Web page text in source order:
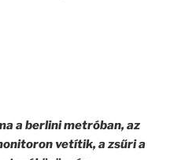
a berlini metróban, az
vetítik, a zsűri a